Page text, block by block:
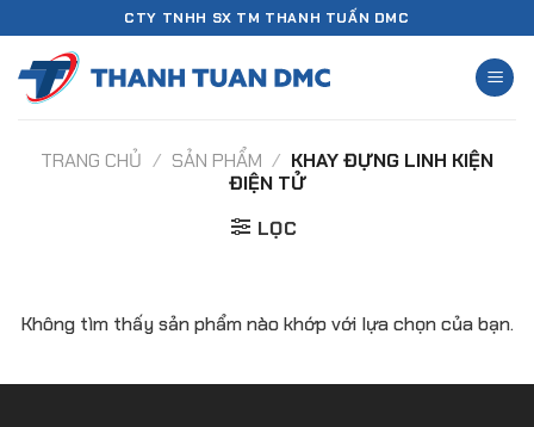
đến
nội
dung
CTY TNHH SX TM THANH TUẤN DMC
TRANG CHỦ / SẢN PHẨM / KHAY ĐỰNG LINH KIỆN
ĐIỆN TỬ
LỌC
Không tìm thấy sản phẩm nào khớp với lựa chọn của bạn.